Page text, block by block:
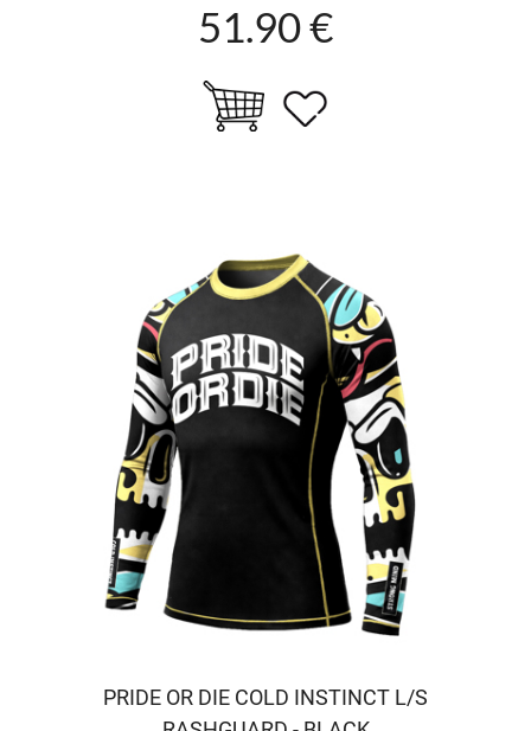
51.90 €
PRIDE OR DIE COLD INSTINCT L/S